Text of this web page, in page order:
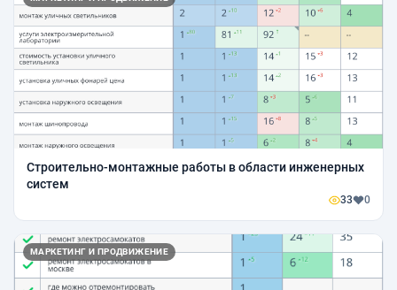
Строительно-монтажные работы в области инженерных
систем
33 0
МАРКЕТИНГ И ПРОДВИЖЕНИЕ